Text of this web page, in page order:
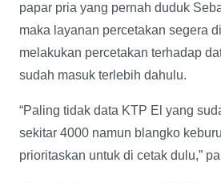
papar pria yang pernah duduk
maka layanan percetakan segera
melakukan percetakan terhadap
sudah masuk terlebih dahulu.
“Paling tidak data KTP El yang
sekitar 4000 namun blangko
prioritaskan untuk di cetak dulu,”